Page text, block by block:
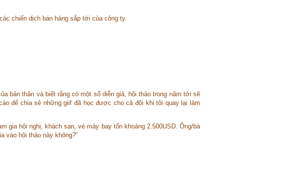
chiến dịch bán hàng sắp tới của công ty.
bản thân và biết rằng có một số diễn giả, hội thảo trong năm tới sẽ
để chia sẻ những giif đã học được cho cả đội khi tôi quay lại làm
gia hội nghị, khách sạn, vé máy bay tốn khoảng 2.500USD. Ông/bà
vào hội thảo này không?”